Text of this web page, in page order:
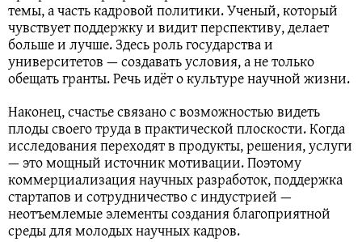
темы, а часть кадровой политики. Ученый, который
чувствует поддержку и видит перспективу, делает
больше и лучше. Здесь роль государства и
университетов — создавать условия, а не только
обещать гранты. Речь идёт о культуре научной жизни.
Наконец, счастье связано с возможностью видеть
плоды своего труда в практической плоскости. Когда
исследования переходят в продукты, решения, услуги
— это мощный источник мотивации. Поэтому
коммерциализация научных разработок, поддержка
стартапов и сотрудничество с индустрией —
неотъемлемые элементы создания благоприятной
среды для молодых научных кадров.